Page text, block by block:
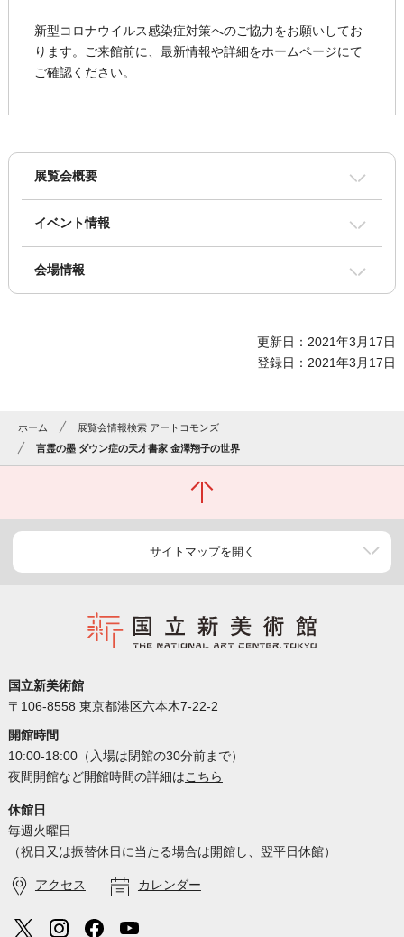
新型コロナウイルス感染症対策へのご協力をお願いしてお
ります。ご来館前に、最新情報や詳細をホームページにて
ご確認ください。
展覧会概要
イベント情報
会場情報
更新日：2021年3月17日
登録日：2021年3月17日
ホーム
展覧会情報検索 アートコモンズ
言霊の墨 ダウン症の天才書家 金澤翔子の世界
サイトマップを開く
国立新美術館
〒106-8558 東京都港区六本木7-22-2
開館時間
10:00-18:00（入場は閉館の30分前まで）
夜間開館など開館時間の詳細はこちら
休館日
毎週火曜日
（祝日又は振替休日に当たる場合は開館し、翌平日休館）
アクセス カレンダー